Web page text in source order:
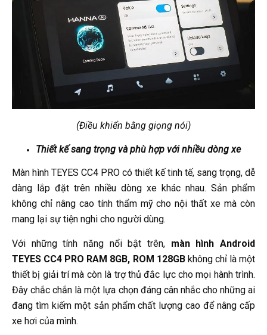
(Điều khiển bằng giọng nói)
Thiết kế sang trọng và phù hợp với nhiều dòng xe
Màn hình TEYES CC4 PRO có thiết kế tinh tế, sang trọng, dễ
dàng lắp đặt trên nhiều dòng xe khác nhau. Sản phẩm
không chỉ nâng cao tính thẩm mỹ cho nội thất xe mà còn
mang lại sự tiện nghi cho người dùng.
Với những tính năng nổi bật trên, màn hình Android
TEYES CC4 PRO RAM 8GB, ROM 128GBkhông chỉ là một
thiết bị giải trí mà còn là trợ thủ đắc lực cho mọi hành trình.
Đây chắc chắn là một lựa chọn đáng cân nhắc cho những ai
đang tìm kiếm một sản phẩm chất lượng cao để nâng cấp
xe hơi của mình.